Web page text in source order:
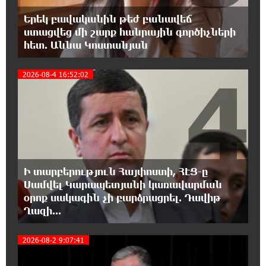
Ամեն ընտրություններից հետո իշխանական
պատգամավորների թիվը փոքրանում է,
գնալով ավելի է փոքրանալու. Նարեկ Կարապետյան
Սամվել Կարապետյանի տեսլականը
համոզեց ինձ վերադառնալ
քաղաքականություն․ Արամ Վարդևանյան
12:01:33 6-08-2026
Մեդիչիների հետքը նաև գինեգործության
մեջ. «Փաստ»
11:53:22 6-08-2026
Մի´ հանձնվիր թուրքական
ողորմածությանը, պայքարիր մինչև վերջ.
11:48:55 6-08-2026
Երեկ բավականին թեժ բանավեճ
ստացվեց մի շարք հանրային գործիչների
հետ. Աննա Կոստանյան
2026-08-4 16:52:02
Ի տարբերություն Հայփոստի, ՀԷՑ-ը
Սամվել Կարապետյանի կառավարման
օրոք սակագին չի բարձրացրել. Դավիթ
Ղազի...
4
2026-08-2 9:07:41